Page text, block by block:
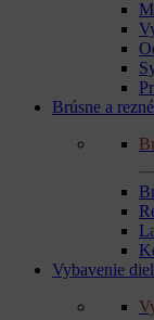
Brúsne a
Vybavenie